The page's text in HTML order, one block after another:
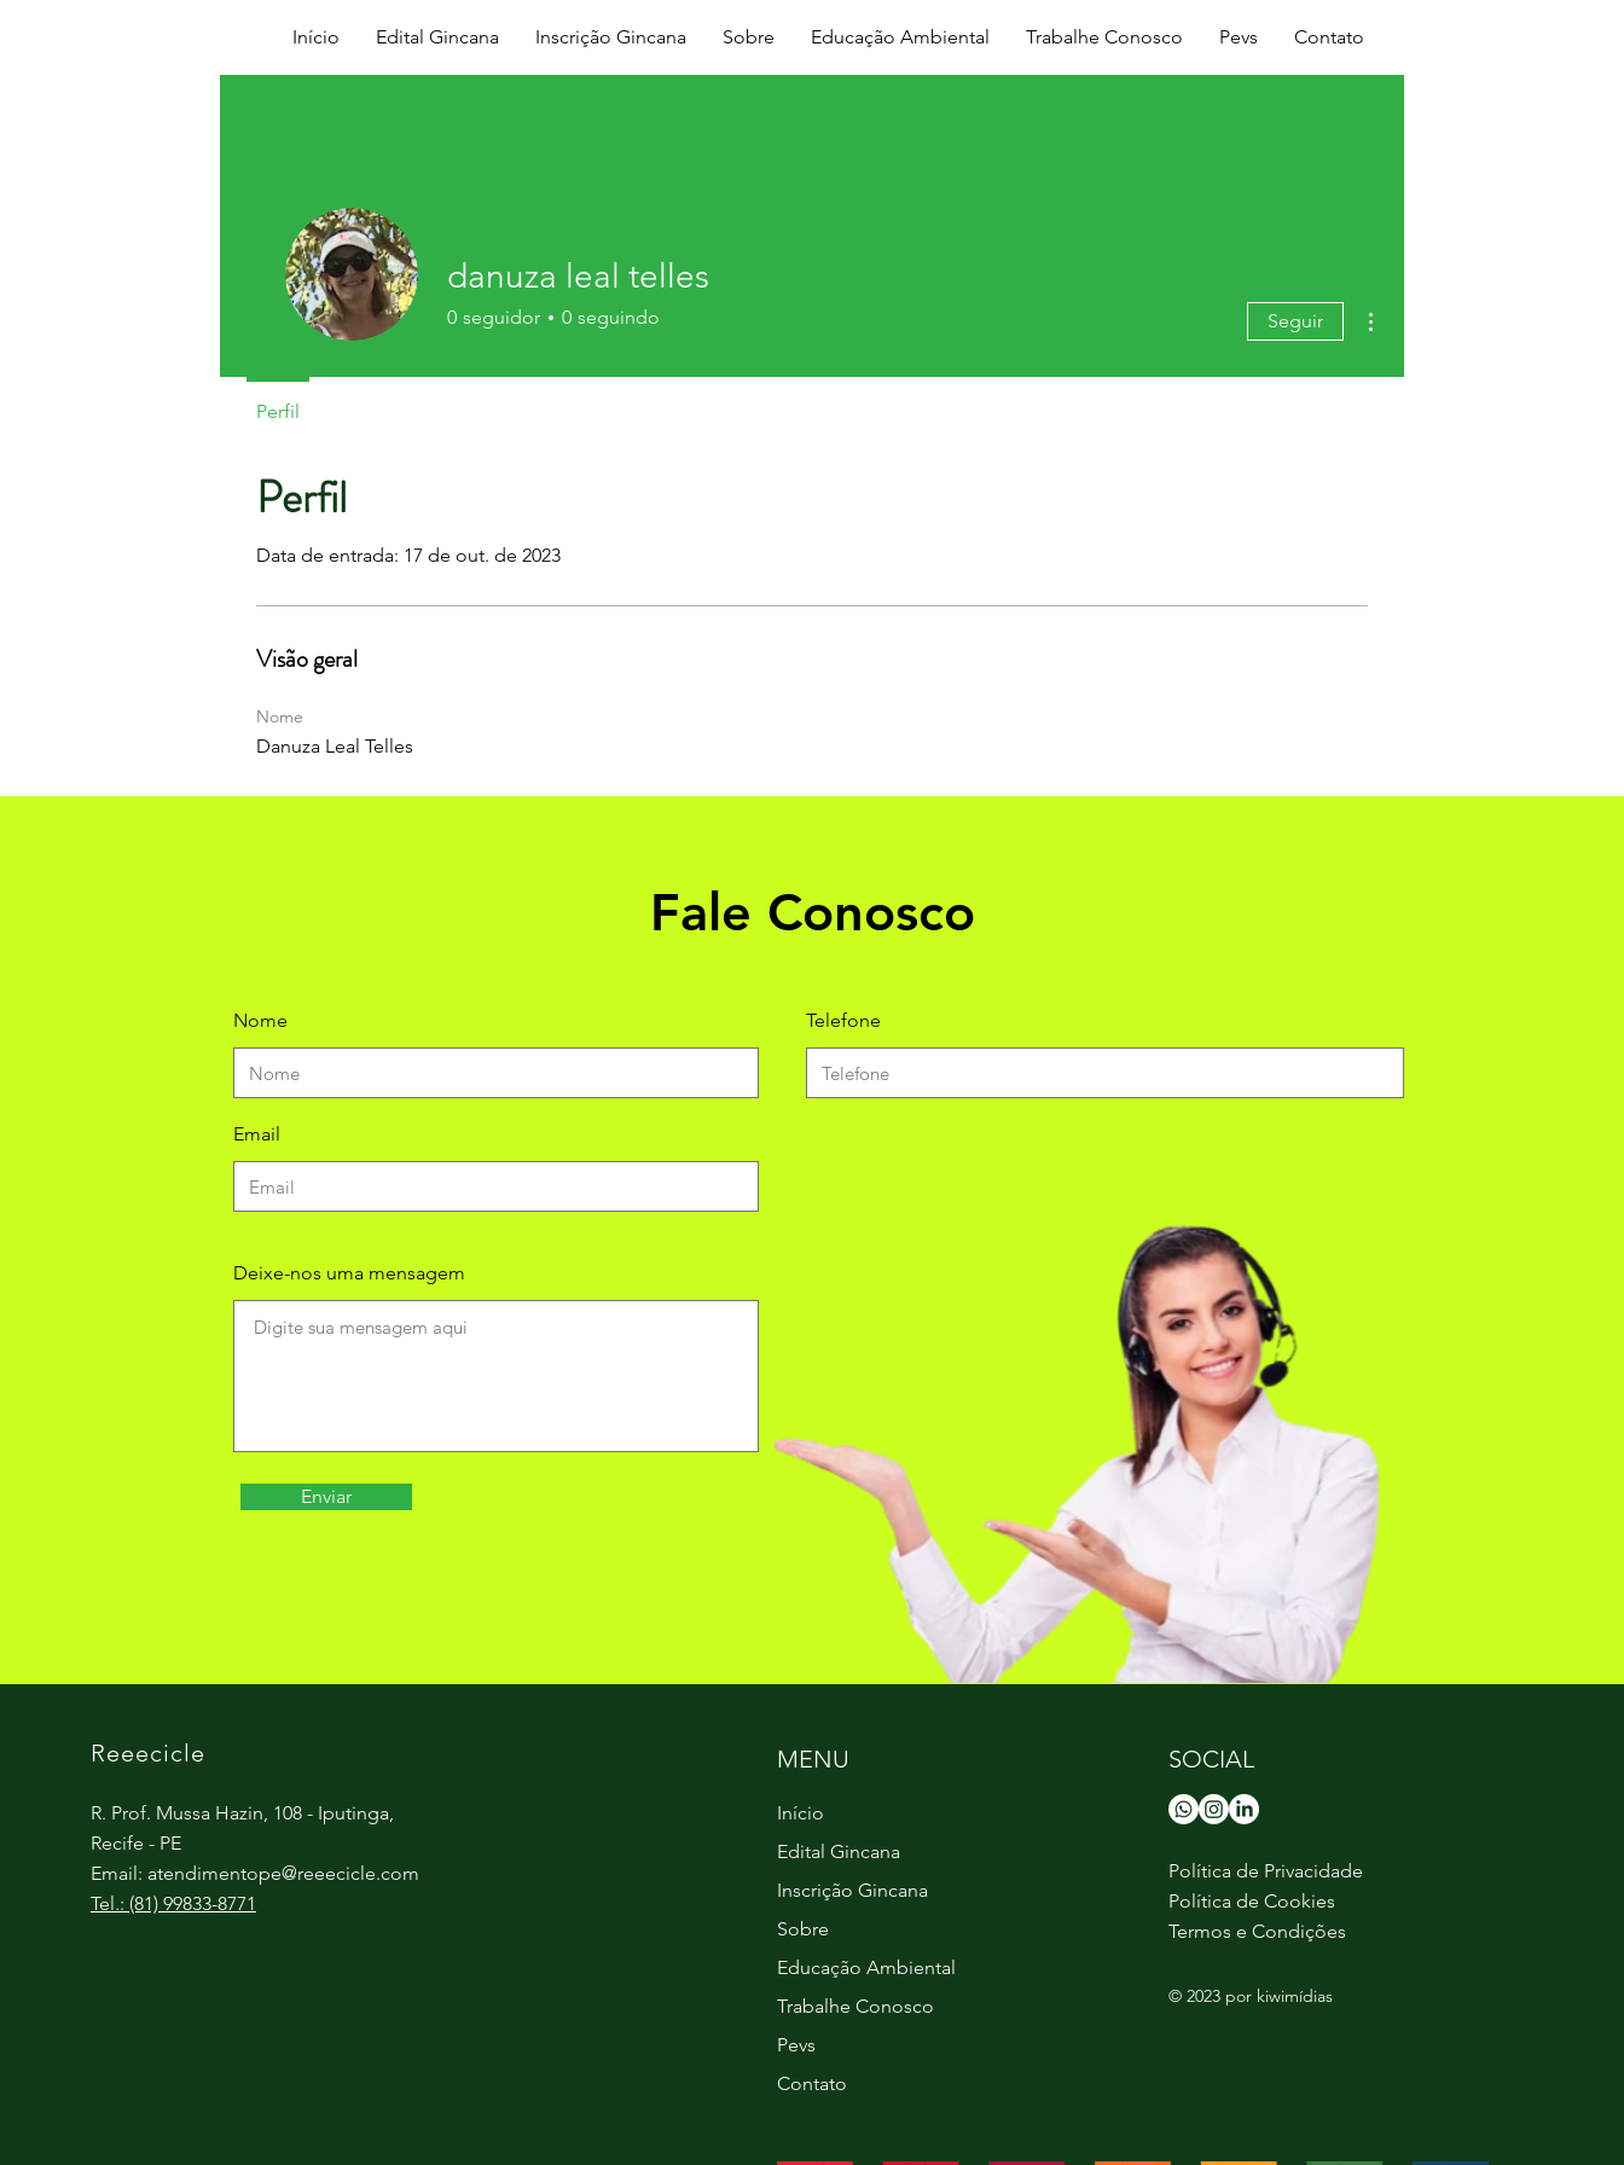
Início Edital Gincana Inscrição Gincana Sobre Educação Ambiental Trabalhe Conosco Pevs Contato
Perfil
Data de entrada: 17 de out. de 2023
Visão geral
Nome
Danuza Leal Telles
danuza leal telles
0 seguidor 0 seguindo Seguir
Perfil
Fale Conosco
Nome Telefone
Email
Deixe-nos uma mensagem
Enviar
Reeecicle
R. Prof. Mussa Hazin, 108 - Iputinga,
Recife - PE
Email: atendimentope@reeecicle.com
Tel.: (81) 99833-8771
MENU
Início
Edital Gincana
Inscrição Gincana
Sobre
Educação Ambiental
Trabalhe Conosco
Pevs
Contato
SOCIAL
Política de Privacidade
Política de Cookies
Termos e Condições
© 2023 por kiwimídias